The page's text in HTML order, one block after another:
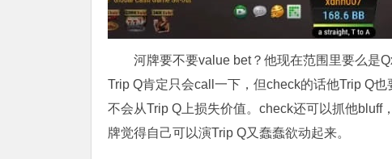
河牌要不要value bet？他现在范围里要么是
Trip Q肯定只会call一下，但check的话他Trip Q
不会从Trip Q上损失价值。check还可以抓他
牌觉得自己可以演Trip Q又蠢蠢欲动起来。